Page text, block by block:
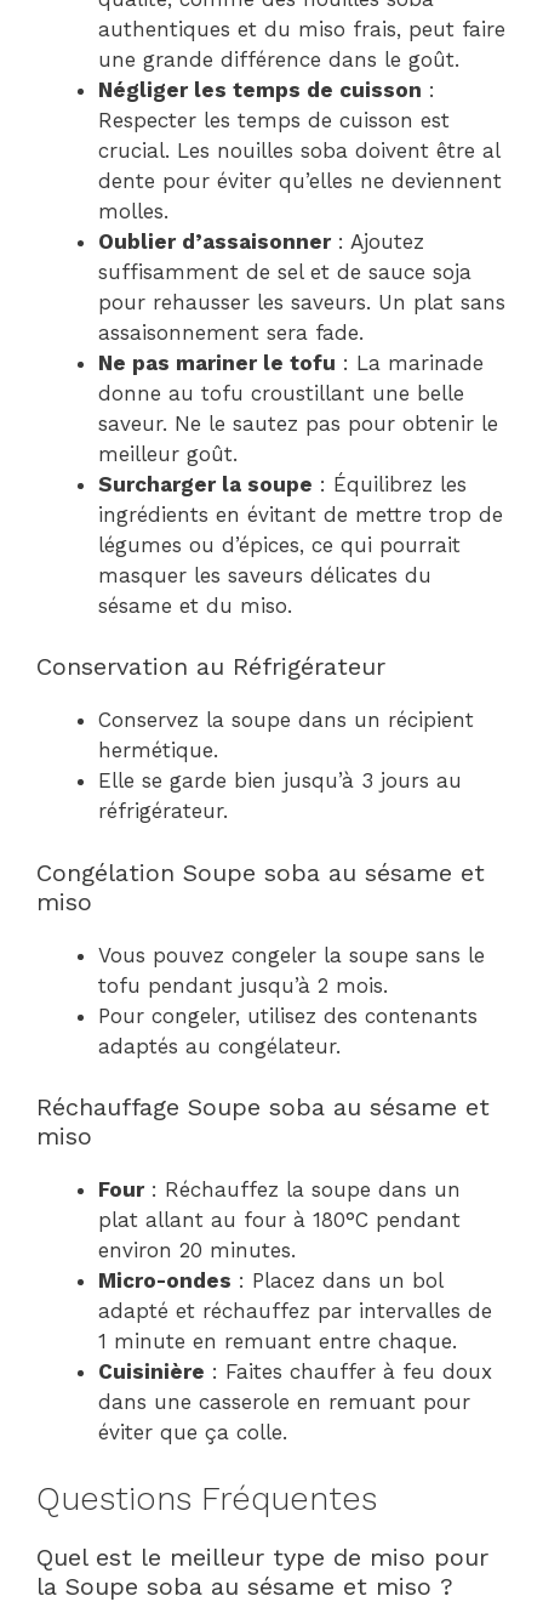
authentiques et du miso frais, peut faire
une grande différence dans le goût.
Négliger les temps de cuisson :
Respecter les temps de cuisson est
crucial. Les nouilles soba doivent être al
dente pour éviter qu’elles ne deviennent
molles.
Oublier d’assaisonner: Ajoutez
suffisamment de sel et de sauce soja
pour rehausser les saveurs. Un plat sans
assaisonnement sera fade.
Ne pas mariner le tofu : La marinade
donne au tofu croustillant une belle
saveur. Ne le sautez pas pour obtenir le
meilleur goût.
Surcharger la soupe : Équilibrez les
ingrédients en évitant de mettre trop de
légumes ou d’épices, ce qui pourrait
masquer les saveurs délicates du
sésame et du miso.
Conservation au Réfrigérateur
Conservez la soupe dans un récipient
hermétique.
Elle se garde bien jusqu’à 3 jours au
réfrigérateur.
Congélation Soupe soba au sésame et
miso
Vous pouvez congeler la soupe sans le
tofu pendant jusqu’à 2 mois.
Pour congeler, utilisez des contenants
adaptés au congélateur.
Réchauffage Soupe soba au sésame et
miso
Four: Réchauffez la soupe dans un
plat allant au four à 180°C pendant
environ 20 minutes.
Micro-ondes : Placez dans un bol
adapté et réchauffez par intervalles de
1 minute en remuant entre chaque.
Cuisinière : Faites chauffer à feu doux
dans une casserole en remuant pour
éviter que ça colle.
Questions Fréquentes
Quel est le meilleur type de miso pour
la Soupe soba au sésame et miso ?